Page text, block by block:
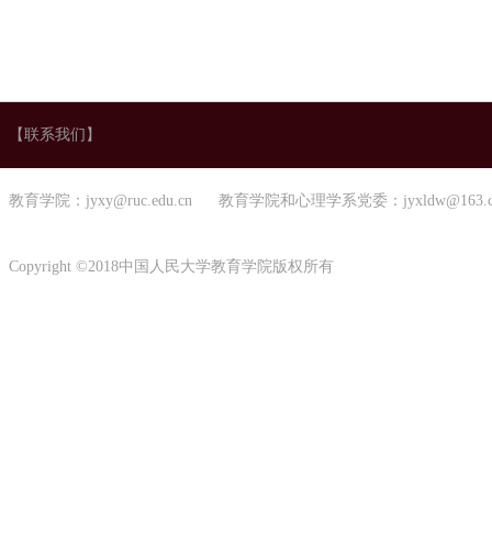
【联系我们】
教育学院：jyxy@ruc.edu.cn 教育学院和心理学系党委：
Copyright ©2018中国人民大学教育学院版权所有